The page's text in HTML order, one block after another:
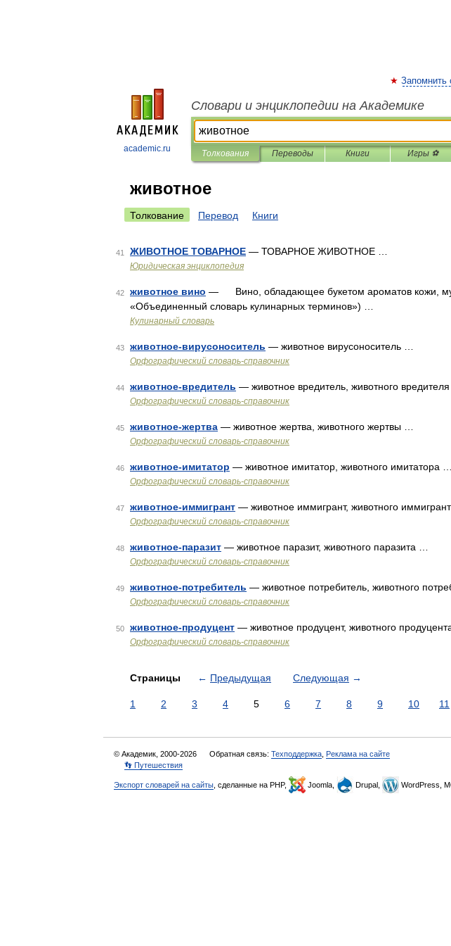
academic.ru
Запомнить
Словари и энциклопедии на Академике
Толкования Переводы Книги Игры ⚽
животное
Толкование Перевод Книги
41 ЖИВОТНОЕ ТОВАРНОЕ — ТОВАРНОЕ ЖИВОТНОЕ …
Юридическая энциклопедия
42 животное вино — Вино, обладающее букетом ароматов кожи,
«Объединенный словарь кулинарных терминов») …
Кулинарный словарь
43 животное-вирусоноситель — животное вирусоноситель …
Орфографический словарь-справочник
44 животное-вредитель — животное вредитель, животного вредителя
Орфографический словарь-справочник
45 животное-жертва — животное жертва, животного жертвы …
Орфографический словарь-справочник
46 животное-имитатор — животное имитатор, животного имитатора …
Орфографический словарь-справочник
47 животное-иммигрант — животное иммигрант, животного
Орфографический словарь-справочник
48 животное-паразит — животное паразит, животного паразита …
Орфографический словарь-справочник
49 животное-потребитель — животное потребитель, животного
Орфографический словарь-справочник
50 животное-продуцент — животное продуцент, животного
Орфографический словарь-справочник
Страницы ← Предыдущая Следующая →
1 2 3 4 5 6 7 8 9 10 11
© Академик, 2000-2026 Обратная связь: Техподдержка Реклама на сайте
👣 Путешествия
Экспорт словарей на сайты , сделанные на PHP, Joomla, Drupal, WordPress,